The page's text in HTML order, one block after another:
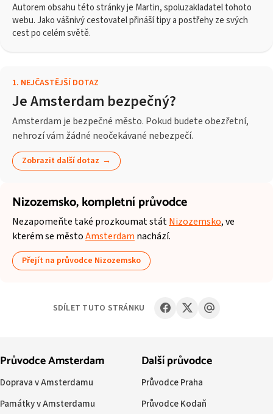
Autorem obsahu této stránky je Martin, spoluzakladatel tohoto
webu. Jako vášnivý cestovatel přináší tipy a postřehy ze svých
cest po celém světě.
1. NEJČASTĚJŠÍ DOTAZ
Je Amsterdam bezpečný?
Amsterdam je bezpečné město. Pokud budete obezřetní,
nehrozí vám žádné neočekávané nebezpečí.
Zobrazit další dotaz
Nizozemsko,kompletní průvodce
Nezapomeňte také prozkoumat státNizozemsko, ve
kterém se městoAmsterdam nachází.
Přejít na průvodce Nizozemsko
SDÍLET TUTO STRÁNKU
Průvodce Amsterdam
Doprava v Amsterdamu
Památky v Amsterdamu
Další průvodce
Průvodce Praha
Průvodce Kodaň